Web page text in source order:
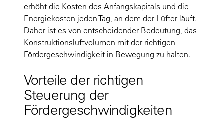
erhöht die Kosten des Anfangskapitals und die
Energiekosten jeden Tag, an dem der Lüfter läuft.
Daher ist es von entscheidender Bedeutung, das
Konstruktionsluftvolumen mit der richtigen
Fördergeschwindigkeit in Bewegung zu halten.
Vorteile der richtigen
Steuerung der
Fördergeschwindigkeiten